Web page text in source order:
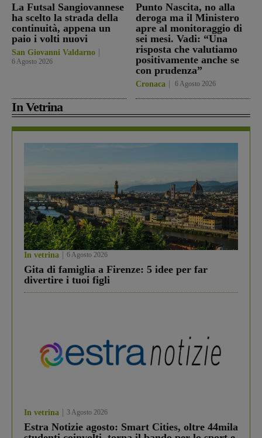
La Futsal Sangiovannese
ha scelto la strada della
continuità, appena un
paio i volti nuovi
San Giovanni Valdarno
6 Agosto 2026
Punto Nascita, no alla
deroga ma il Ministero
apre al monitoraggio di
sei mesi. Vadi: “Una
risposta che valutiamo
positivamente anche se
con prudenza”
Cronaca 6 Agosto 2026
In Vetrina
In vetrina 6 Agosto 2026
Gita di famiglia a Firenze: 5 idee per far
divertire i tuoi figli
In vetrina 3 Agosto 2026
Estra Notizie agosto: Smart Cities, oltre 44mila